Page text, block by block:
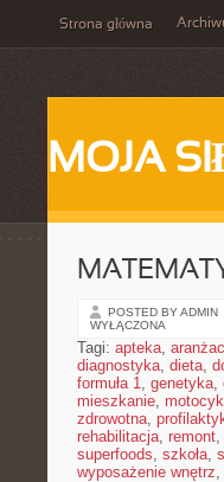
Strona główna
MOJA
POSTED BY ADMIN
WYŁĄCZONA
Tagi: apteka,
diagnostyka, dieta,
formuła 1, genetyka,
mieszkanie,
zdrowotna,
rehabilitacja, remont,
superfoods, szkoła,
wyposażenie wnętrz,